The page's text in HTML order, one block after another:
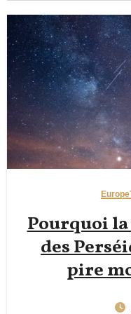
Europe
Pourquoi
des
pire